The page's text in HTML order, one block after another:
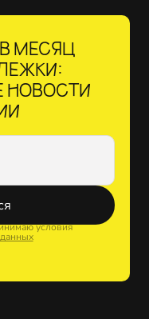
МЕСЯЦ
НОВОСТИ
условия